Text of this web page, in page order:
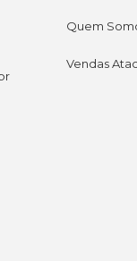
Quem
Vendas